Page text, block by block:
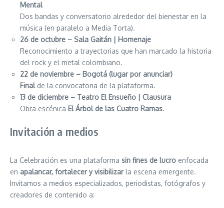
Mental
Dos bandas y conversatorio alrededor del bienestar en la
música (en paralelo a Media Torta).
26 de octubre – Sala Gaitán | Homenaje
Reconocimiento a trayectorias que han marcado la historia
del rock y el metal colombiano.
22 de noviembre – Bogotá (lugar por anunciar)
Finalde la convocatoria de la plataforma.
13 de diciembre – Teatro El Ensueño | Clausura
Obra escénica El Árbol de las Cuatro Ramas.
Invitación a medios
La Celebración es una plataforma sin fines de lucro enfocada
en apalancar, fortalecer y visibilizarla escena emergente.
Invitamos a medios especializados, periodistas, fotógrafos y
creadores de contenido a: